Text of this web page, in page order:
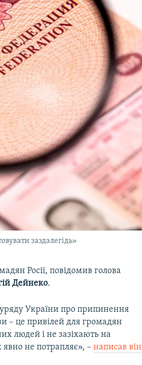
заздалегідь»
Росії, повідомив голова
Дейнеко.
уряду України про припинення
– це привілей для громадян
людей і не зазіхають на
явно не потрапляє», –написав він